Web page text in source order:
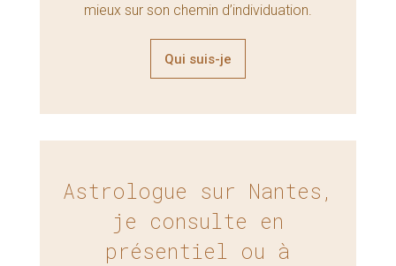
mieux sur son chemin d’individuation.
Qui suis-je
Astrologue sur Nantes,
je consulte en
présentiel ou à